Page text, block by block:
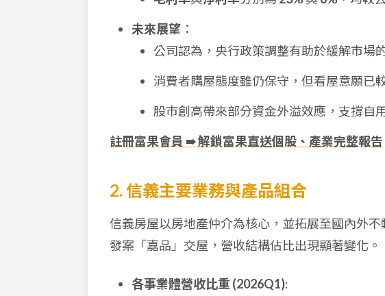
未來展望 ：
公司認為，央行政策調整有助於緩解市場
消費者購屋態度雖仍保守，但看屋意願已
股市創高帶來部分資金外溢效應，支撐自
註冊富果會員 ➠ 解鎖富果直送個股、產業完整報告
2. 信義主要業務與產品組合
信義房屋以房地產仲介為核心，並拓展至國內外
發案「嘉品」交屋，營收結構佔比出現顯著變化。
各事業體營收比重 (2026Q1):